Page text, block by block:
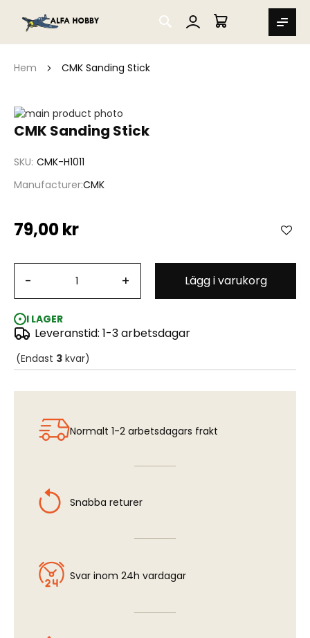
SEARCH
MIN VARUKORG
Hem CMK Sanding Stick
CMK Sanding Stick
SKU CMK-H1011
ManufacturerCMK
79,00 kr
- + Lägg i varukorg
I LAGER
Leveranstid: 1-3 arbetsdagar
(Endast 3 kvar)
Hoppa
till
bildgalleriet
CMK Sanding Stick
Hoppa
av
bildgalleriet
Normalt 1-2 arbetsdagars frakt
Snabba returer
Svar inom 24h vardagar